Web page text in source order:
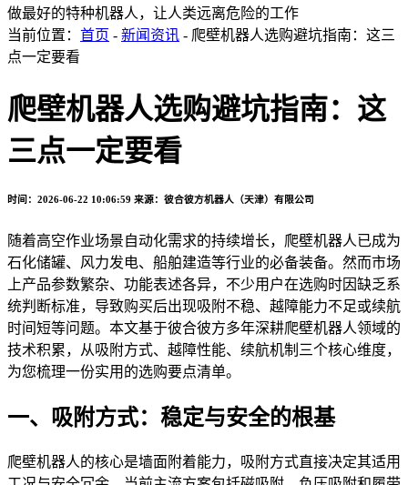
做最好的特种机器人，让人类远离危险的工作
当前位置： 首页 - 新闻资讯 - 爬壁机器人选购避坑指南：这三
点一定要看
爬壁机器人选购避坑指南：这
三点一定要看
时间：2026-06-22 10:06:59 来源：彼合彼方机器人（天津）有限公司
随着高空作业场景自动化需求的持续增长，爬壁机器人已成为
石化储罐、风力发电、船舶建造等行业的必备装备。然而市场
上产品参数繁杂、功能表述各异，不少用户在选购时因缺乏系
统判断标准，导致购买后出现吸附不稳、越障能力不足或续航
时间短等问题。本文基于彼合彼方多年深耕爬壁机器人领域的
技术积累，从吸附方式、越障性能、续航机制三个核心维度，
为您梳理一份实用的选购要点清单。
一、吸附方式：稳定与安全的根基
爬壁机器人的核心是墙面附着能力，吸附方式直接决定其适用